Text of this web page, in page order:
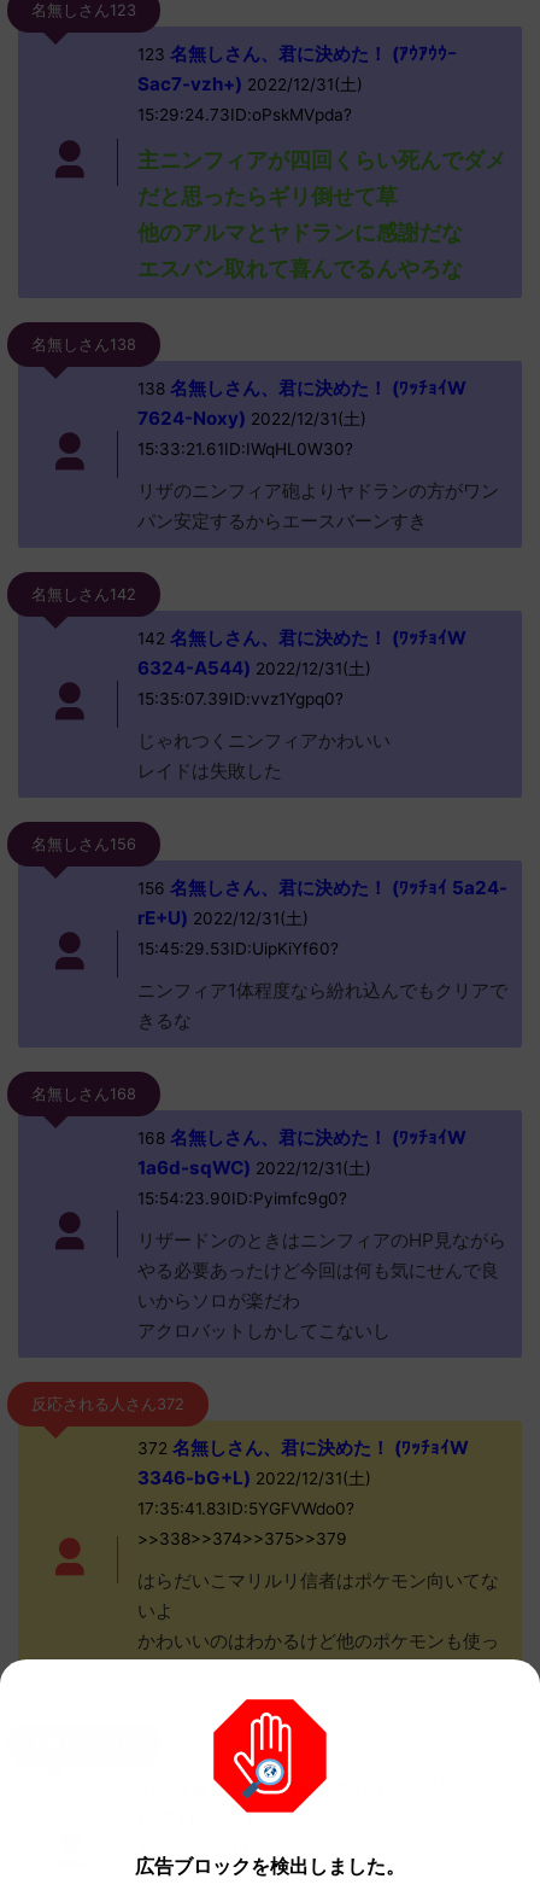
名無しさん123
123 名無しさん、君に決めた！ (ｱｳｱｳｳｰ
Sac7-vzh+) 2022/12/31(土)
15:29:24.73ID:oPskMVpda?
主ニンフィアが四回くらい死んでダメ
だと思ったらギリ倒せて草
他のアルマとヤドランに感謝だな
エスバン取れて喜んでるんやろな
名無しさん138
138名無しさん、君に決めた！ (ﾜｯﾁｮｲW
7624-Noxy) 2022/12/31(土)
15:33:21.61ID:IWqHL0W30?
リザのニンフィア砲よりヤドランの方がワン
パン安定するからエースバーンすき
名無しさん142
142 名無しさん、君に決めた！ (ﾜｯﾁｮｲW
6324-A544) 2022/12/31(土)
15:35:07.39ID:vvz1Ygpq0?
じゃれつくニンフィアかわいい
レイドは失敗した
名無しさん156
156 名無しさん、君に決めた！ (ﾜｯﾁｮｲ 5a24-
rE+U) 2022/12/31(土)
15:45:29.53ID:UipKiYf60?
ニンフィア1体程度なら紛れ込んでもクリアで
きるな
名無しさん168
168名無しさん、君に決めた！ (ﾜｯﾁｮｲW
1a6d-sqWC) 2022/12/31(土)
15:54:23.90ID:Pyimfc9g0?
リザードンのときはニンフィアのHP見ながら
やる必要あったけど今回は何も気にせんで良
いからソロが楽だわ
アクロバットしかしてこないし
反応される人さん372
372 名無しさん、君に決めた！ (ﾜｯﾁｮｲW
3346-bG+L) 2022/12/31(土)
17:35:41.83ID:5YGFVWdo0?
>>338>>374>>375>>379
はらだいこマリルリ信者はポケモン向いてな
いよ
かわいいのはわかるけど他のポケモンも使っ
名無しさん、君に決めた！ (ｵｯﾍﾟｹ Srbb-
2022/12/31(土)
広告ブロックを検出しました。